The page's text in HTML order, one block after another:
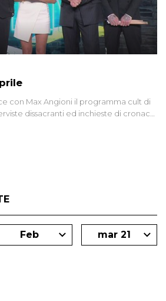
con Max Angioni il programma cult di
dissacranti ed inchieste di cronaca
Feb mar 21